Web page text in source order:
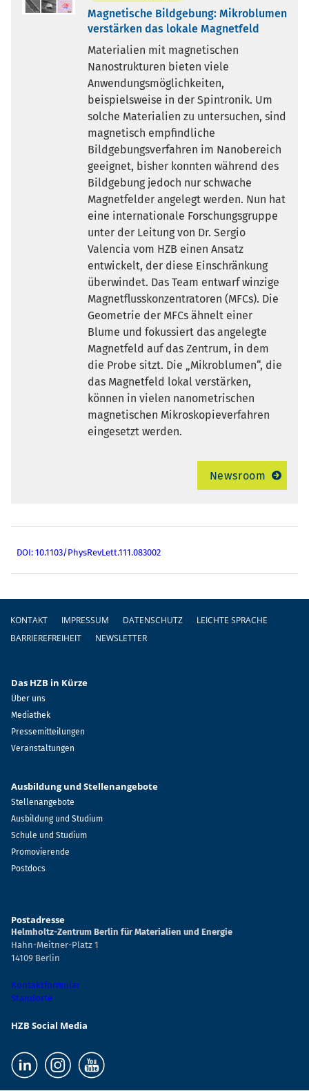
Magnetische Bildgebung: Mikroblumen
verstärken das lokale Magnetfeld
Materialien mit magnetischen
Nanostrukturen bieten viele
Anwendungsmöglichkeiten,
beispielsweise in der Spintronik. Um
solche Materialien zu untersuchen, sind
magnetisch empfindliche
Bildgebungsverfahren im Nanobereich
geeignet, bisher konnten während des
Bildgebung jedoch nur schwache
Magnetfelder angelegt werden. Nun hat
eine internationale Forschungsgruppe
unter der Leitung von Dr. Sergio
Valencia vom HZB einen Ansatz
entwickelt, der diese Einschränkung
überwindet. Das Team entwarf winzige
Magnetflusskonzentratoren (MFCs). Die
Geometrie der MFCs ähnelt einer
Blume und fokussiert das angelegte
Magnetfeld auf das Zentrum, in dem
die Probe sitzt. Die „Mikroblumen“, die
das Magnetfeld lokal verstärken,
können in vielen nanometrischen
magnetischen Mikroskopieverfahren
eingesetzt werden.
Newsroom
DOI: 10.1103/PhysRevLett.111.083002
Fußzeile
KONTAKT IMPRESSUM DATENSCHUTZ
LEICHTE SPRACHE
BARRIEREFREIHEIT
NEWSLETTER
Das HZB in Kürze
Über uns
Mediathek
Pressemitteilungen
Veranstaltungen
Ausbildung und Stellenangebote
Stellenangebote
Ausbildung und Studium
Schule und Studium
Promovierende
Postdocs
Postadresse
Helmholtz-Zentrum Berlin für Materialien und Energie
Hahn-Meitner-Platz 1
14109 Berlin
Kontaktformular
Standorte
HZB Social Media